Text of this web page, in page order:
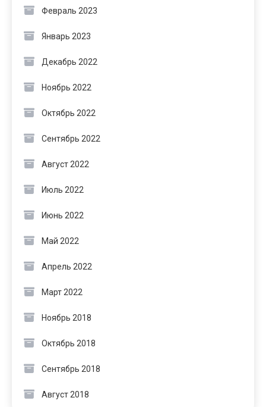
Февраль 2023
Январь 2023
Декабрь 2022
Ноябрь 2022
Октябрь 2022
Сентябрь 2022
Август 2022
Июль 2022
Июнь 2022
Май 2022
Апрель 2022
Март 2022
Ноябрь 2018
Октябрь 2018
Сентябрь 2018
Август 2018